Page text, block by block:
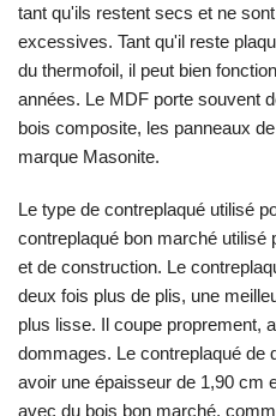
tant qu'ils restent secs et ne
excessives. Tant qu'il reste
du thermofoil, il peut bien
années. Le MDF porte souvent
bois composite, les panneaux
marque Masonite.
Le type de contreplaqué utilisé
contreplaqué bon marché utilisé
et de construction. Le
deux fois plus de plis, une
plus lisse. Il coupe proprement,
dommages. Le contreplaqué de
avoir une épaisseur de 1,90 cm
avec du bois bon marché,